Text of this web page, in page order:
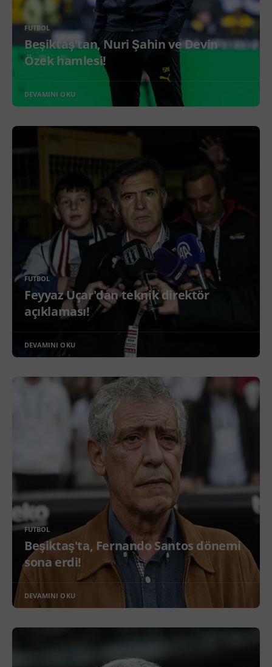
FUTBOL
Beşiktaş'tan, Nuri Şahin ve Devin
Özek hamlesi!
DEVAMINI OKU
FUTBOL
Feyyaz Uçar'dan teknik direktör
açıklaması!
DEVAMINI OKU
FUTBOL
Beşiktaş'ta, Fernando Santos dönemi
sona erdi!
DEVAMINI OKU